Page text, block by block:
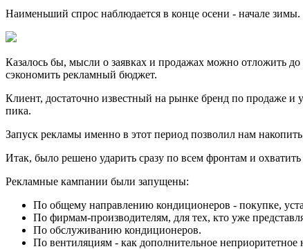
Наименьший спрос наблюдается в конце осени - начале зимы.
Казалось бы, мысли о заявках и продажах можно отложить
сэкономить рекламный бюджет.
Клиент, достаточно известный на рынке бренд по продаже и
пика.
Запуск рекламы именно в этот период позволил нам
Итак, было решено ударить сразу по всем фронтам и
Рекламные кампании были запущены:
По общему направлению кондиционеров - покупке,
По фирмам-производителям, для тех, кто уже
По обслуживанию кондиционеров.
По вентиляциям - как дополнительное неприоритетное